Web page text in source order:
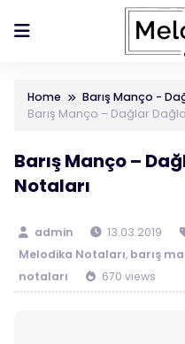
Home
Barış Manço -
Barış Manço – Dağlar
Barış Manço –
Notaları
admin 13.03.2019
Melodika Notaları, barış
notaları
670 views